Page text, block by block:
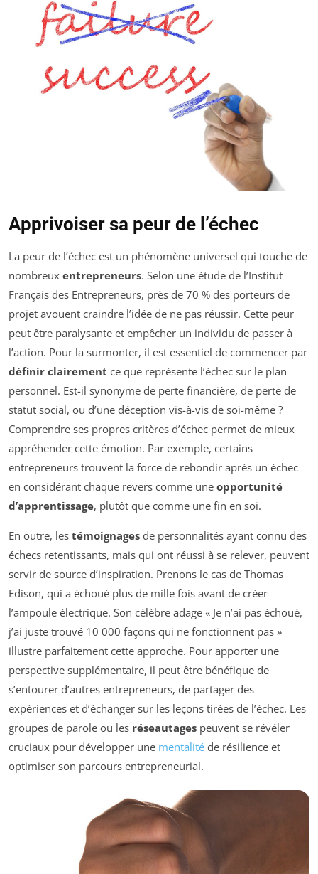
Apprivoiser sa peur de l’échec
La peur de l’échec est un phénomène universel qui touche de
nombreux entrepreneurs. Selon une étude de l’Institut
Français des Entrepreneurs, près de 70 % des porteurs de
projet avouent craindre l’idée de ne pas réussir. Cette peur
peut être paralysante et empêcher un individu de passer à
l’action. Pour la surmonter, il est essentiel de commencer par
définir clairement ce que représente l’échec sur le plan
personnel. Est-il synonyme de perte financière, de perte de
statut social, ou d’une déception vis-à-vis de soi-même ?
Comprendre ses propres critères d’échec permet de mieux
appréhender cette émotion. Par exemple, certains
entrepreneurs trouvent la force de rebondir après un échec
en considérant chaque revers comme une opportunité
d’apprentissage, plutôt que comme une fin en soi.
En outre, les témoignages de personnalités ayant connu des
échecs retentissants, mais qui ont réussi à se relever, peuvent
servir de source d’inspiration. Prenons le cas de Thomas
Edison, qui a échoué plus de mille fois avant de créer
l’ampoule électrique. Son célèbre adage « Je n’ai pas échoué,
j’ai juste trouvé 10 000 façons qui ne fonctionnent pas »
illustre parfaitement cette approche. Pour apporter une
perspective supplémentaire, il peut être bénéfique de
s’entourer d’autres entrepreneurs, de partager des
expériences et d’échanger sur les leçons tirées de l’échec. Les
groupes de parole ou les réseautages peuvent se révéler
cruciaux pour développer une mentalité de résilience et
optimiser son parcours entrepreneurial.